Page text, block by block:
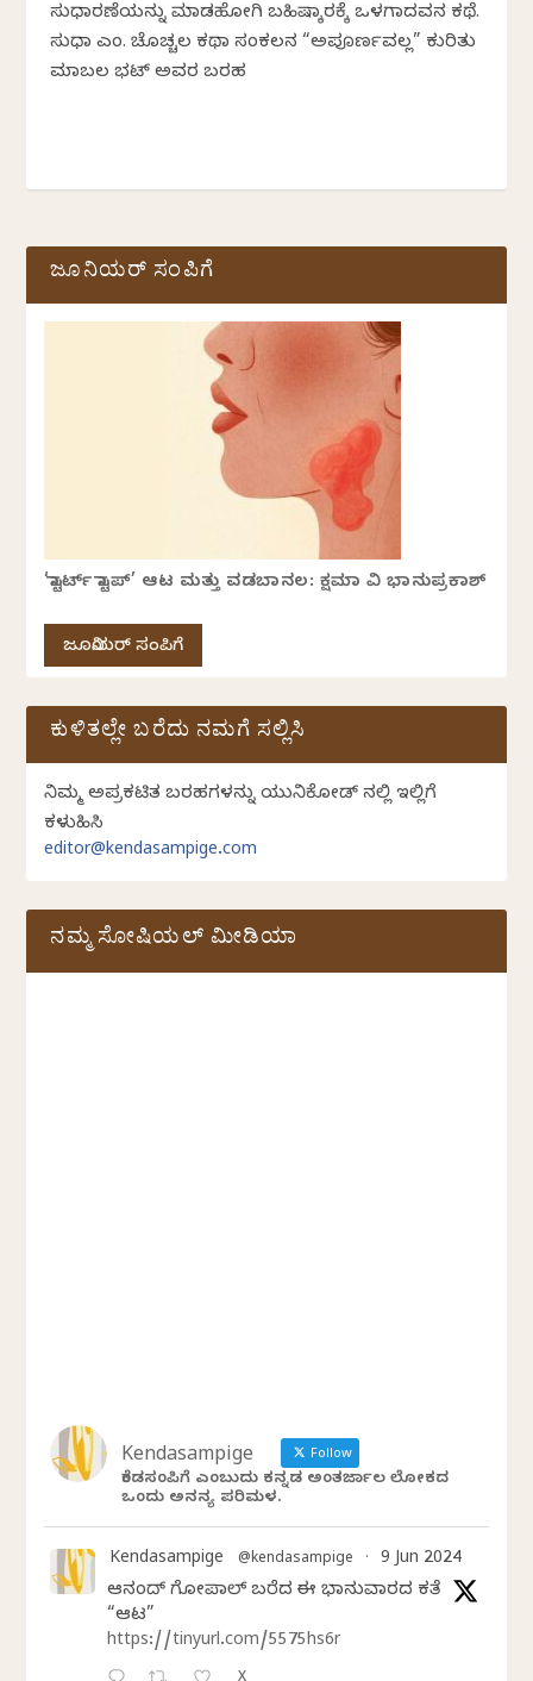
ಸುಧಾರಣೆಯನ್ನು ಮಾಡಹೋಗಿ ಬಹಿಷ್ಕಾರಕ್ಕೆ ಒಳಗಾದವನ ಕಥೆ.
ಸುಧಾ ಎಂ. ಚೊಚ್ಚಲ ಕಥಾ ಸಂಕಲನ “ಅಪೂರ್ಣವಲ್ಲ” ಕುರಿತು
ಮಹಾಬಲ ಭಟ್‌ ಅವರ ಬರಹ
ಜೂನಿಯರ್ ಸಂಪಿಗೆ
‘ಸ್ಟಾರ್ಟ್ ಸ್ಟಾಪ್’ ಆಟ ಮತ್ತು ವಡಬಾನಲ: ಕ್ಷಮಾ ವಿ ಭಾನುಪ್ರಕಾಶ್
ಜೂನಿಯರ್ ಸಂಪಿಗೆ
ಕುಳಿತಲ್ಲೇ ಬರೆದು ನಮಗೆ ಸಲ್ಲಿಸಿ
ನಿಮ್ಮ ಅಪ್ರಕಟಿತ ಬರಹಗಳನ್ನು ಯುನಿಕೋಡ್ ನಲ್ಲಿ ಇಲ್ಲಿಗೆ
ಕಳುಹಿಸಿ
editor@kendasampige.com
ನಮ್ಮ ಸೋಷಿಯಲ್‌ ಮೀಡಿಯಾ
Kendasampige Follow
ಕೆಂಡಸಂಪಿಗೆ ಎಂಬುದು ಕನ್ನಡ ಅಂತರ್ಜಾಲ ಲೋಕದ
ಒಂದು ಅನನ್ಯ ಪರಿಮಳ.
Kendasampige @kendasampige · 9 Jun 2024
ಆನಂದ್‌ ಗೋಪಾಲ್‌ ಬರೆದ ಈ ಭಾನುವಾರದ ಕತೆ
“ಆಟ”
https://tinyurl.com/5575hs6r